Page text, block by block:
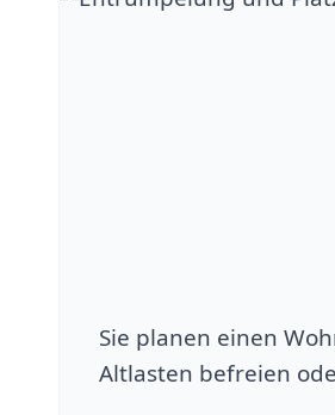
Sie planen einen
Altlasten befreien